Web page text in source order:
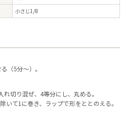
小さじ1/8
（5分～）。
切り混ぜ、4等分にし、丸める。
いて1に巻き、ラップで形をととのえる。